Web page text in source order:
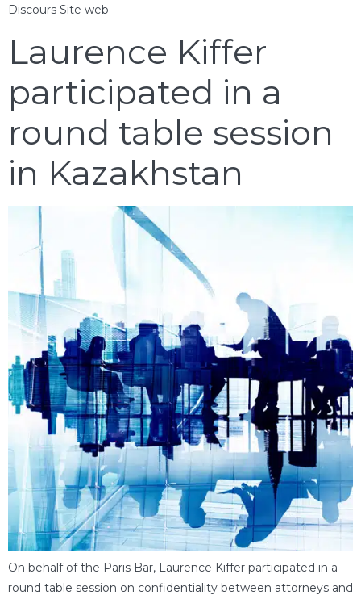
Discours Site web
Laurence Kiffer
participated in a
round table session
in Kazakhstan
On behalf of the Paris Bar, Laurence Kiffer participated in a
round table session on confidentiality between attorneys and